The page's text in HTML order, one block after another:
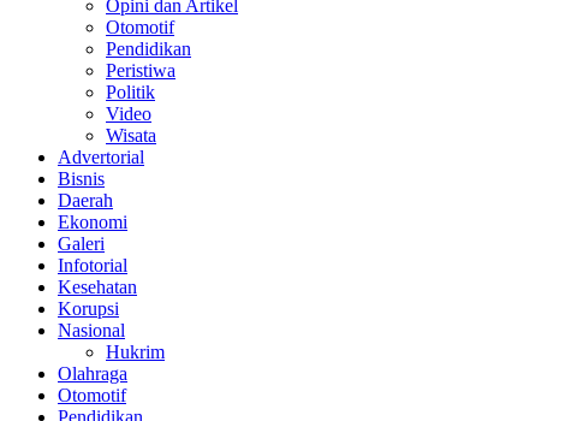
Opini dan Artikel
Otomotif
Pendidikan
Peristiwa
Politik
Video
Wisata
Advertorial
Bisnis
Daerah
Ekonomi
Galeri
Infotorial
Kesehatan
Korupsi
Nasional
Hukrim
Olahraga
Otomotif
Pendidikan